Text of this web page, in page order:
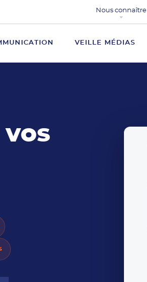
Nous connaître
VEILLE MÉDIAS
vos